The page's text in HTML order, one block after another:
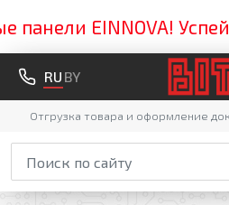
EINNOVA!
RU BY
Отгрузка товара и оформление